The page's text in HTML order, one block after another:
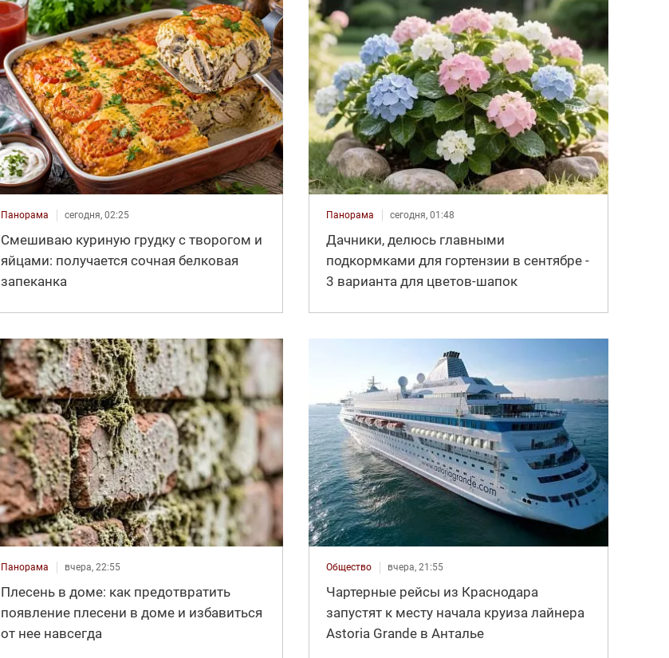
Панорама сегодня, 02:25
Смешиваю куриную грудку с творогом и
яйцами: получается сочная белковая
запеканка
Панорама сегодня, 01:48
Дачники, делюсь главными
подкормками для гортензии в сентябре -
3 варианта для цветов-шапок
Панорама вчера, 22:55
Плесень в доме: как предотвратить
появление плесени в доме и избавиться
от нее навсегда
Общество вчера, 21:55
Чартерные рейсы из Краснодара
запустят к месту начала круиза лайнера
Astoria Grande в Анталье